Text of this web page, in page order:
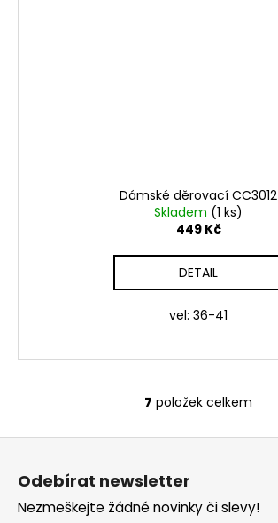
Dámské děrovací CC3012
Skladem (1 ks)
449 Kč
DETAIL
vel: 36-41
O
v
a
7 položek celkem
Z
Odebírat newsletter
Nezmeškejte žádné novinky či slevy!